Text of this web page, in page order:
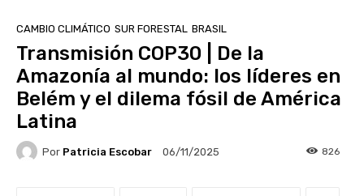
CAMBIO CLIMÁTICO SUR FORESTAL BRASIL
Transmisión COP30 | De la
Amazonía al mundo: los líderes en
Belém y el dilema fósil de América
Latina
Por Patricia Escobar 06/11/2025 826